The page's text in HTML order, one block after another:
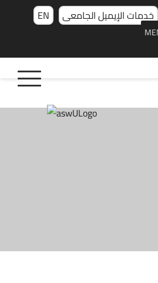
EN خدمات الإيميل الجامعى